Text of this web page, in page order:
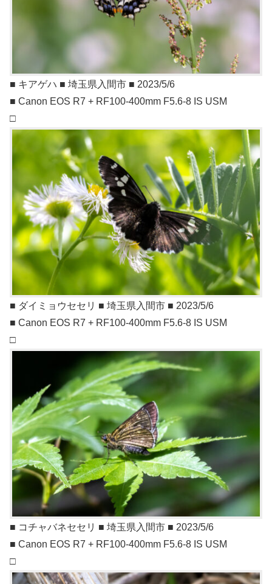
■ キアゲハ ■ 埼玉県入間市 ■ 2023/5/6
■ Canon EOS R7 + RF100-400mm F5.6-8 IS USM
□
■ ダイミョウセセリ ■ 埼玉県入間市 ■ 2023/5/6
■ Canon EOS R7 + RF100-400mm F5.6-8 IS USM
□
■ コチャバネセセリ ■ 埼玉県入間市 ■ 2023/5/6
■ Canon EOS R7 + RF100-400mm F5.6-8 IS USM
□